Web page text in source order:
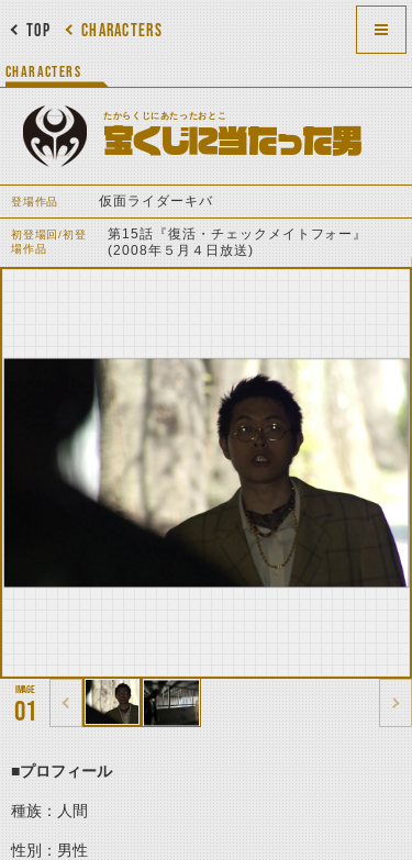
CHARACTERS
TOP
CHARACTERS
たからくじにあたったおとこ
宝くじに当たった男
登場作品 仮面ライダーキバ
初登場回/初登
場作品
第15話『復活・チェックメイトフォー』
(2008年５月４日放送)
01
■プロフィール
種族：人間
性別：男性